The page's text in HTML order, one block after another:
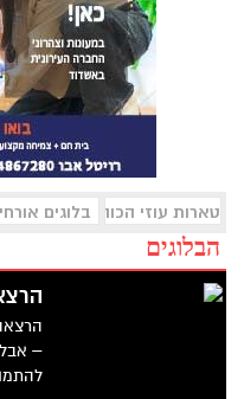
טארות עוזי הכוהן בלוגים
הבלוגים
–